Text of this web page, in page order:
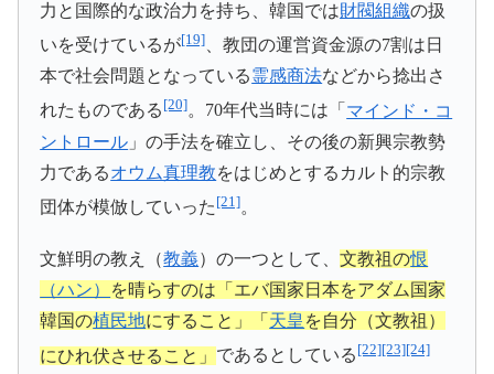
力と国際的な政治力を持ち、韓国では財閥組織の扱
いを受けているが[19]、教団の運営資金源の7割は日
本で社会問題となっている霊感商法などから捻出さ
れたものである [20]。70年代当時には「 マインド・コ
ントロール 」の手法を確立し、その後の新興宗教勢
力であるオウム真理教をはじめとするカルト的宗教
団体が模倣していった [21]。
文鮮明の教え（教義）の一つとして、文教祖の恨
（ハン）
を晴らすのは「エバ国家日本をアダム国家
韓国の植民地にすること」「 天皇 を自分（文教祖）
にひれ伏させること」 であるとしている [22][23][24]